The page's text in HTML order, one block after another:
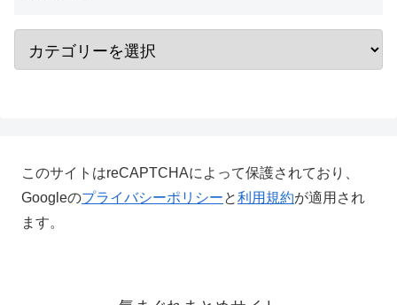
このサイトはreCAPTCHAによって保護されており、
Googleのプライバシーポリシーと利用規約が適用され
ます。